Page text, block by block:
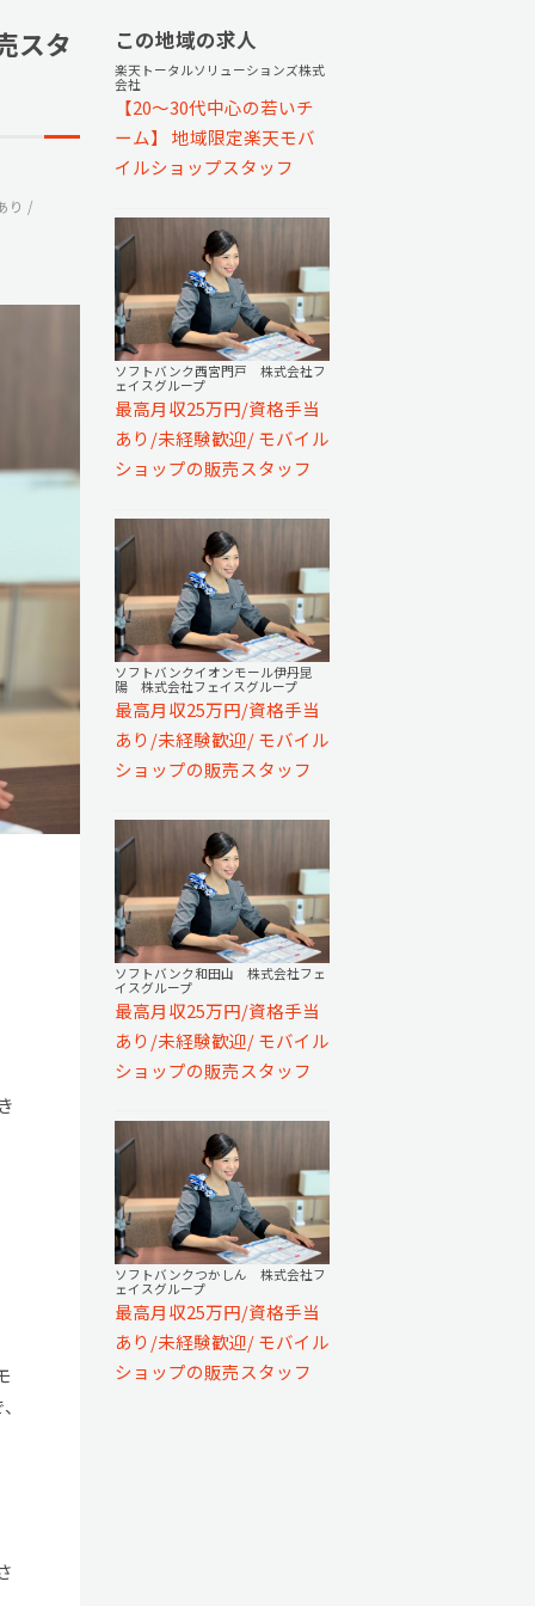
スタ
り
この地域の求人
楽天トータルソリューションズ株式
会社
【20～30代中心の若いチ
ーム】 地域限定楽天モバ
イルショップスタッフ
ソフトバンク西宮門戸 株式会社フ
ェイスグループ
最高月収25万円/資格手当
あり/未経験歓迎/ モバイル
ショップの販売スタッフ
ソフトバンクイオンモール伊丹昆
陽 株式会社フェイスグループ
最高月収25万円/資格手当
あり/未経験歓迎/ モバイル
ショップの販売スタッフ
ソフトバンク和田山 株式会社フェ
イスグループ
最高月収25万円/資格手当
あり/未経験歓迎/ モバイル
ショップの販売スタッフ
ソフトバンクつかしん 株式会社フ
ェイスグループ
最高月収25万円/資格手当
あり/未経験歓迎/ モバイル
ショップの販売スタッフ